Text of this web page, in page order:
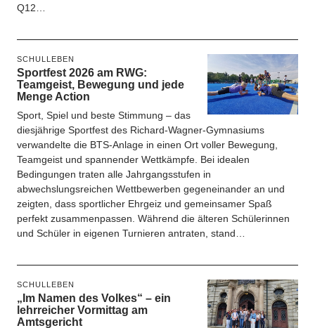
Q12…
SCHULLEBEN
Sportfest 2026 am RWG:
Teamgeist, Bewegung und jede
Menge Action
Sport, Spiel und beste Stimmung – das
diesjährige Sportfest des Richard-Wagner-Gymnasiums
verwandelte die BTS-Anlage in einen Ort voller Bewegung,
Teamgeist und spannender Wettkämpfe. Bei idealen
Bedingungen traten alle Jahrgangsstufen in
abwechslungsreichen Wettbewerben gegeneinander an und
zeigten, dass sportlicher Ehrgeiz und gemeinsamer Spaß
perfekt zusammenpassen. Während die älteren Schülerinnen
und Schüler in eigenen Turnieren antraten, stand…
SCHULLEBEN
„Im Namen des Volkes“ – ein
lehrreicher Vormittag am
Amtsgericht